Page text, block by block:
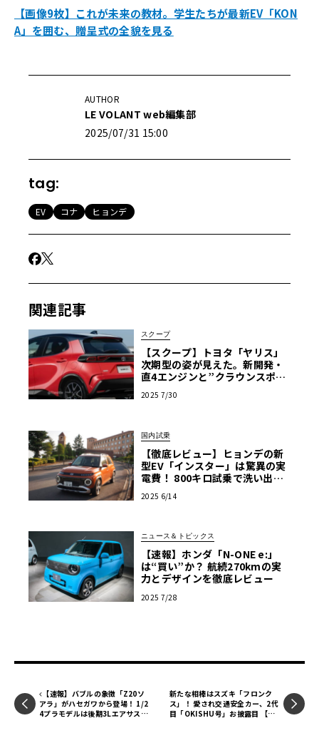
【画像9枚】これが未来の教材。学生たちが最新EV「KON
A」を囲む、贈呈式の全貌を見る
AUTHOR
LE VOLANT web編集部
2025/07/31 15:00
tag:
EV コナ ヒョンデ
関連記事
スクープ
【スクープ】トヨタ「ヤリス」
次期型の姿が見えた。新開発・
直4エンジンと”クラウンスポー
円〜
2025 7/30
国内試乗
【徹底レビュー】ヒョンデの新
型EV「インスター」は驚異の実
電費！ 800キロ試乗で洗い出し
2025 6/14
ニュース＆トピックス
【速報】ホンダ「N-ONE e:」
は“買い”か？ 航続270kmの実
力とデザインを徹底レビュー
2025 7/28
【速報】バブルの象徴「Z20ソ
アラ」がハセガワから登場！ 1/2
4プラモデルは後期3Lエアサス仕
新たな相棒はスズキ「フロンク
ス」！ 愛され交通安全カー、2代
目「OKISHU号」お披露目 【吉